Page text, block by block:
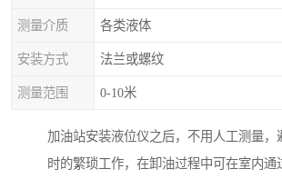
测量介质 各类液体
安装方式 法兰或螺纹
测量范围 0-10米
加油站安装液位仪之后，不用人工测量，
时的繁琐工作，在卸油过程中可在室内通